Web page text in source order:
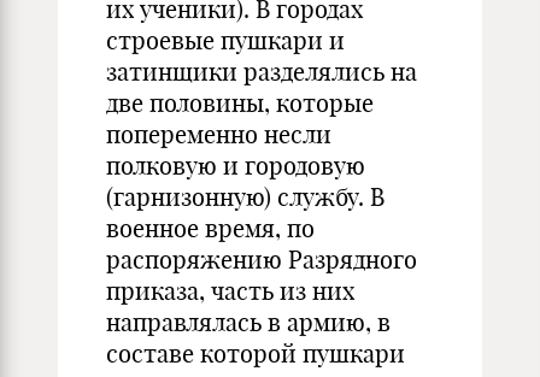
их ученики). В городах
строевые пушкари и
затинщики разделялись на
две половины, которые
попеременно несли
полковую и городовую
(гарнизонную) службу. В
военное время, по
распоряжению Разрядного
приказа, часть из них
направлялась в армию, в
составе которой пушкари